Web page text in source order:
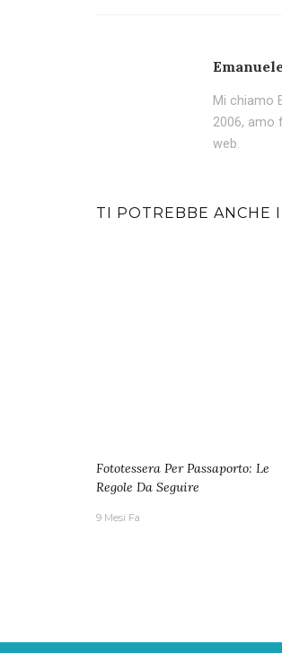
Mi chiamo
2006, amo
web.
TI POTREBBE ANCHE
Fototessera Per Passaporto: Le
Regole Da Seguire
9 Mesi Fa